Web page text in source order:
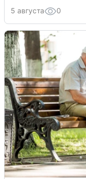
5 августа 0